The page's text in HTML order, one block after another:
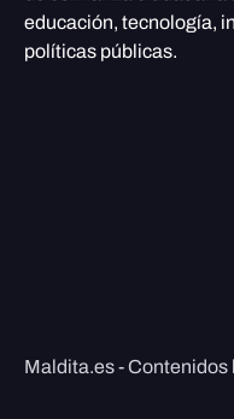
educación, tecnología,
políticas públicas.
Maldita.es -